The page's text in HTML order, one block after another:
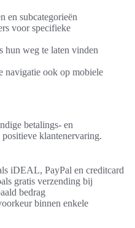
en subcategorieën
voor specifieke
hun weg te laten vinden
navigatie ook op mobiele
betalings- en
klantenervaring.
iDEAL, PayPal en creditcard
gratis verzending bij
bedrag
binnen enkele